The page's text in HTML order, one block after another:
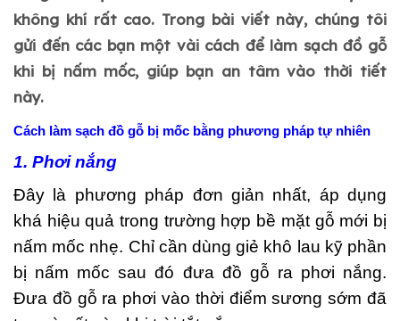
không khí rất cao. Trong bài viết này, chúng tôi
gửi đến các bạn một vài cách để làm sạch đồ gỗ
khi bị nấm mốc, giúp bạn an tâm vào thời tiết
này.
Cách làm sạch đồ gỗ bị mốc bằng phương pháp tự nhiên
1. Phơi nắng
Đây là phương pháp đơn giản nhất, áp dụng
khá hiệu quả trong trường hợp bề mặt gỗ mới bị
nấm mốc nhẹ. Chỉ cần dùng giẻ khô lau kỹ phần
bị nấm mốc sau đó đưa đồ gỗ ra phơi nắng.
Đưa đồ gỗ ra phơi vào thời điểm sương sớm đã